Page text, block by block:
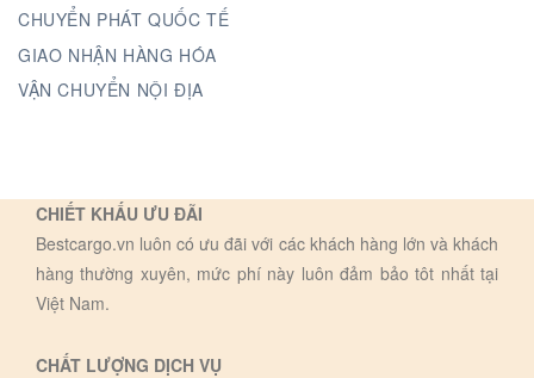
CHUYỂN PHÁT QUỐC TẾ
GIAO NHẬN HÀNG HÓA
VẬN CHUYỂN NỘI ĐỊA
CHIẾT KHẤU ƯU ĐÃI
Bestcargo.vn luôn có ưu đãi với các khách hàng lớn và khách
hàng thường xuyên, mức phí này luôn đảm bảo tôt nhất tại
Việt Nam.
CHẤT LƯỢNG DỊCH VỤ